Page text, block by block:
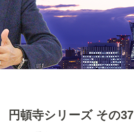
頓寺シリーズ その37